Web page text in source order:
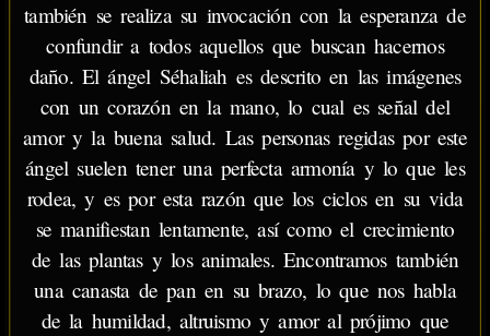
también se realiza su invocación con la esperanza de
confundir a todos aquellos que buscan hacernos
daño. El ángel Séhaliah es descrito en las imágenes
con un corazón en la mano, lo cual es señal del
amor y la buena salud. Las personas regidas por este
ángel suelen tener una perfecta armonía y lo que les
rodea, y es por esta razón que los ciclos en su vida
se manifiestan lentamente, así como el crecimiento
de las plantas y los animales. Encontramos también
una canasta de pan en su brazo, lo que nos habla
de la humildad, altruismo y amor al prójimo que